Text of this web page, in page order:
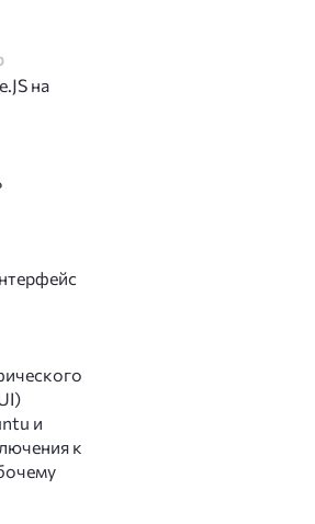
but it is not
на
и
к